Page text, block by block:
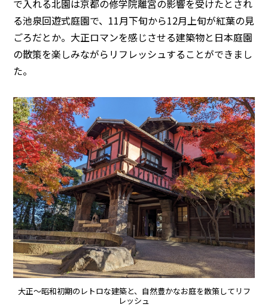
で入れる北園は京都の修学院離宮の影響を受けたとされ
る池泉回遊式庭園で、11月下旬から12月上旬が紅葉の見
ごろだとか。大正ロマンを感じさせる建築物と日本庭園
の散策を楽しみながらリフレッシュすることができまし
た。
大正～昭和初期のレトロな建築と、自然豊かなお庭を散策してリフ
レッシュ